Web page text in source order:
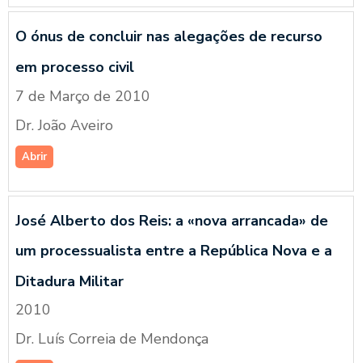
O ónus de concluir nas alegações de recurso
em processo civil
7 de Março de 2010
Dr. João Aveiro
Abrir
José Alberto dos Reis: a «nova arrancada» de
um processualista entre a República Nova e a
Ditadura Militar
2010
Dr. Luís Correia de Mendonça